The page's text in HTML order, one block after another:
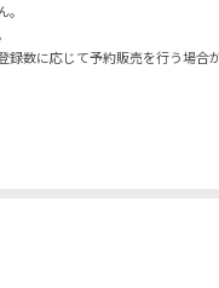
録数に応じて予約販売を行う場